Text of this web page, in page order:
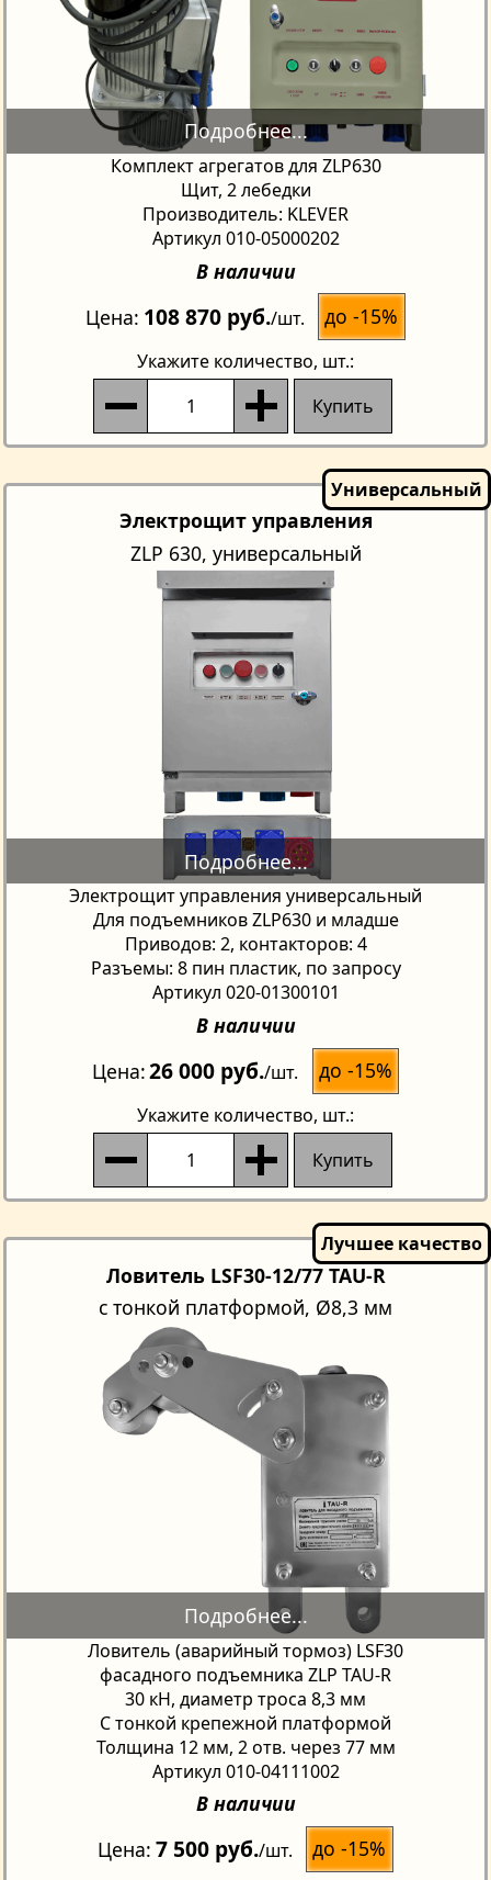
Комплект агрегатов для ZLP630
Щит, 2 лебедки
Производитель: KLEVER
Артикул 010-05000202
В наличии
Цена 108 870 руб./шт. до -15%
Укажите количество, шт.:
Купить
Электрощит управления
ZLP 630, универсальный
Электрощит управления универсальный
Для подъемников ZLP630 и младше
Приводов: 2, контакторов: 4
Разъемы: 8 пин пластик, по запросу
Артикул 020-01300101
В наличии
Цена 26 000 руб./шт. до -15%
Укажите количество, шт.:
Купить
Ловитель LSF30-12/77 TAU-R
с тонкой платформой, Ø8,3 мм
Ловитель (аварийный тормоз) LSF30
фасадного подъемника ZLP TAU-R
30 кН, диаметр троса 8,3 мм
С тонкой крепежной платформой
Толщина 12 мм, 2 отв. через 77 мм
Артикул 010-04111002
В наличии
Цена 7 500 руб./шт. до -15%